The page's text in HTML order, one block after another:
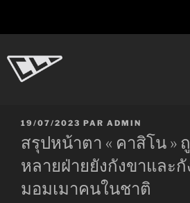
au
contenu
CL-Dot
PUBLIÉ
19/07/2023 PAR ADMIN
สรุปหน้าตา « คาสิโน »
หลายฝ่ายยังกังขาและกั
มอมเมาคนในชาติ